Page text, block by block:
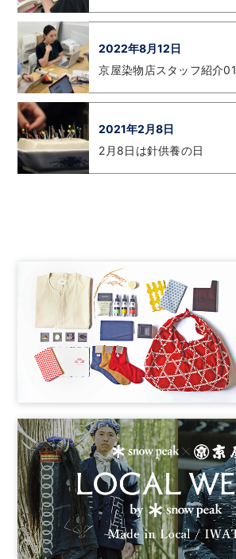
2022年8月12日
京屋染物店スタッフ紹介01
2021年2月8日
2月8日は針供養の日